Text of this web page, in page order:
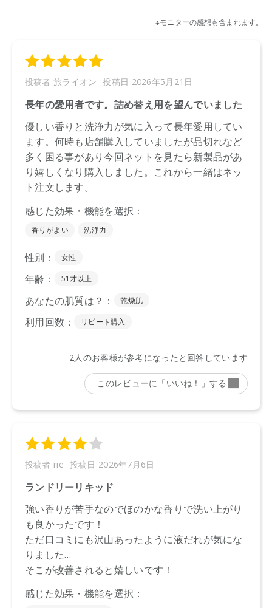
※発売日は予告なく変更する可能性がございます。予めご了承
ください。
商品によっては、お届けまで１～２週間かかる場合がござい
ますので予めご了承ください。
●パッケージはリニューアル等の理由により、写真と異なる場
合がございます。
●パッケージのリニューアル等の理由により、成分・処方が記
載と異なる場合がございます。